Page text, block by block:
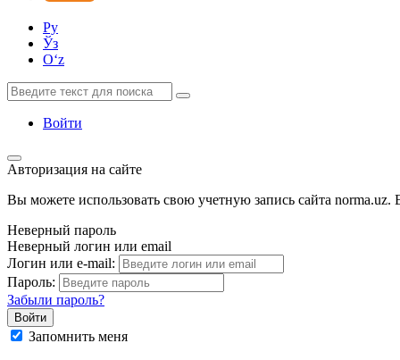
Ру
Ўз
Oʻz
Войти
Авторизация на сайте
Вы можете использовать свою учетную запись сайта norma.uz.
Неверный пароль
Неверный логин или email
Логин или e-mail:
Пароль:
Забыли пароль?
Запомнить меня